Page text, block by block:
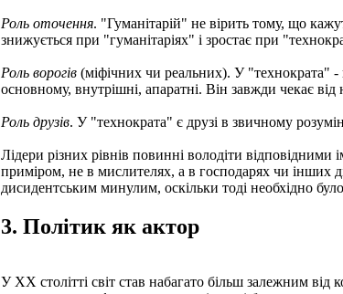
Роль оточення. "Гуманітарій" не вірить тому, що
знижується при "гуманітаріях" і зростає при
Роль ворогів (міфічних чи реальних). У "технократа" -
основному, внутрішні, апаратні. Він завжди чекає
Роль друзів. У "технократа" є друзі в звичному
Лідери різних рівнів повинні володіти
приміром, не в мислителях, а в господарях чи інших
дисидентським минулим, оскільки тоді необхідно
3. Політик як актор
У XX столітті світ став набагато більш залежним